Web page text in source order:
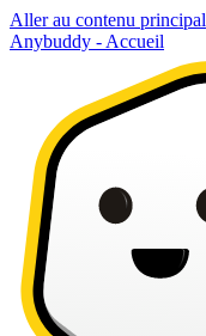
Aller au contenu principal
Anybuddy - Accueil